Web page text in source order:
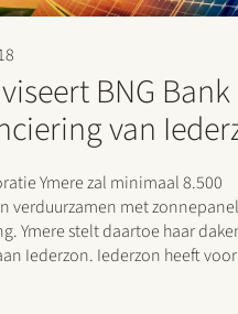
BNG
van
Ymere zal minimaal 8.500
verduurzamen met
Ymere stelt daartoe haar
Iederzon. Iederzon heeft
Stek
Expertise Energie